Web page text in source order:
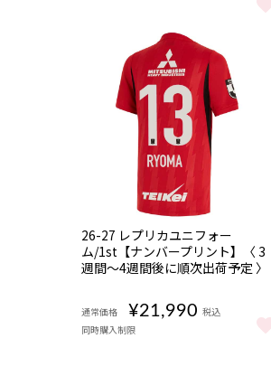
26-27背番号タオルマフラー をも
NEW
数量
限定
受注
商品
26-27 レプリカユニフォー
ム/1st【ナンバープリント】〈 3
週間〜4週間後に順次出荷予定 〉
通常価格 ¥21,990 税込
同時購入制限